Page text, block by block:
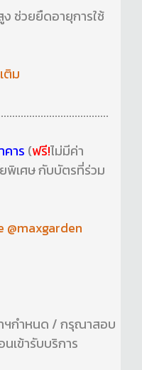
ช่วยยืดอายุการใช้
ติม
าร (ฟรี!ไม่มีค่า
พิเศษ กับบัตรที่ร่วม
@maxgarden
ฯกำหนด / กรุณาสอบ
เข้ารับบริการ